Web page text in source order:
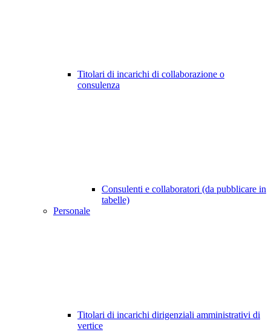
Titolari di incarichi di collaborazione o
consulenza
Consulenti e collaboratori (da pubblicare in
tabelle)
Personale
Titolari di incarichi dirigenziali amministrativi di
vertice